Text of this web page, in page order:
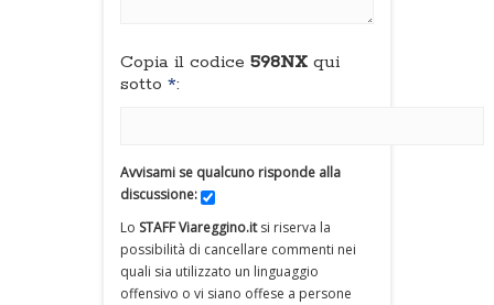
Copia il codice 598NX qui
sotto *:
Avvisami se qualcuno risponde alla
discussione:
Lo STAFF Viareggino.itsi riserva la
possibilità di cancellare commenti nei
quali sia utilizzato un linguaggio
offensivo o vi siano offese a persone